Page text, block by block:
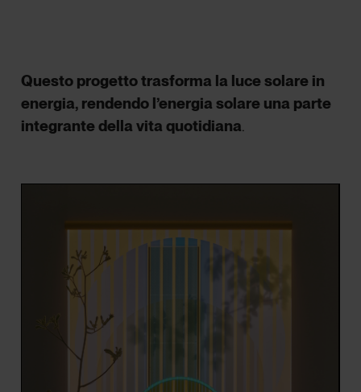
Questo progetto trasforma la luce solare in
energia, rendendo l’energia solare una parte
integrante della vita quotidiana.